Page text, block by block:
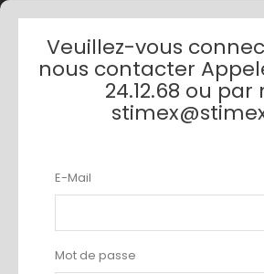
BOITE 24 BULLE A
Veuillez-vous
nous contacter
24.12.68 ou par
E-Mail
Mot de passe